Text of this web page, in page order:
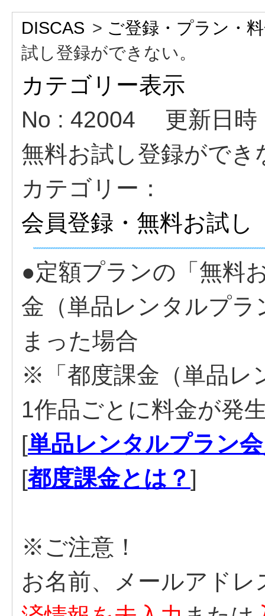
DISCAS > ご登録・プラン・
試し登録ができない。
カテゴリー表示
No : 42004
更新日
無料お試し登録ができ
カテゴリー：
会員登録・無料お試し
●定額プランの「無料
金（単品レンタルプ
まった場合
※「都度課金（単品レ
1作品ごとに料金が発
[単品レンタルプラン
[都度課金とは？ ]
※ご注意！
お名前、メールアド